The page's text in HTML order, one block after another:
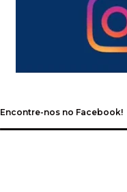
Encontre-nos no Facebook!